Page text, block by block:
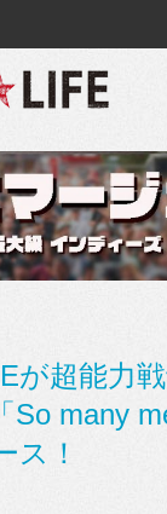
が超能力
So many
ス！